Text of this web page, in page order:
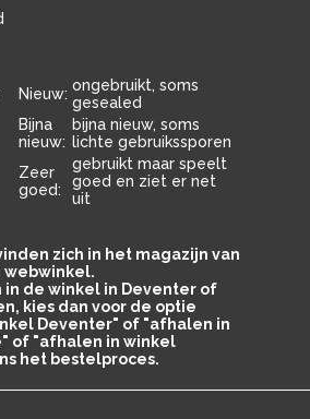
Nieuw: ongebruikt, soms
gesealed
Bijna
nieuw:
bijna nieuw, soms
lichte gebruikssporen
Zeer
goed:
gebruikt maar speelt
goed en ziet er net
uit
zich in het magazijn van
webwinkel.
de winkel in Deventer of
kies dan voor de optie
Deventer" of "afhalen in
of "afhalen in winkel
het bestelproces.